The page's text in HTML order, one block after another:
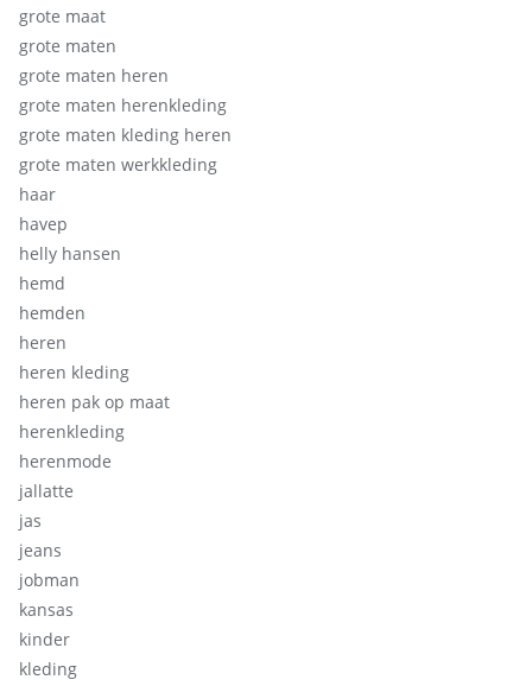
grote maat
grote maten
grote maten heren
grote maten herenkleding
grote maten kleding heren
grote maten werkkleding
haar
havep
helly hansen
hemd
hemden
heren
heren kleding
heren pak op maat
herenkleding
herenmode
jallatte
jas
jeans
jobman
kansas
kinder
kleding